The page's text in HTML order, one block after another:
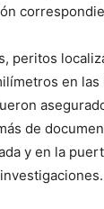
peritos
en
de
y en la